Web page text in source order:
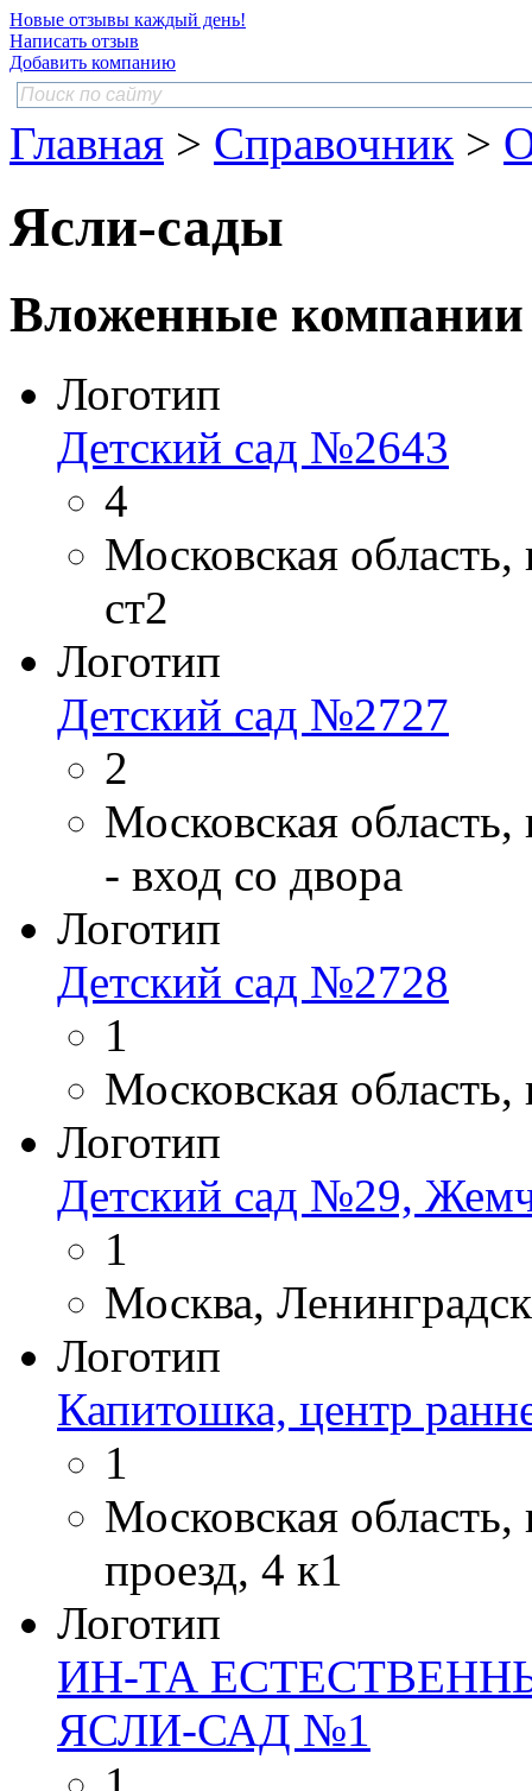
Новые отзывы каждый день!
Написать отзыв
Добавить компанию
Главная > Справочник >
Ясли-сады
Вложенные компании
Логотип
Детский сад №2643
4
Московская
ст2
Логотип
Детский сад №2727
2
Московская
- вход со двора
Логотип
Детский сад №2728
1
Московская
Логотип
Детский сад №29,
1
Москва,
Логотип
Капитошка, центр
1
Московская
проезд, 4 к1
Логотип
ИН-ТА
ЯСЛИ-САД №1